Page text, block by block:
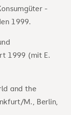
-
1999.
1999 (mit E.
and the
M., Berlin,